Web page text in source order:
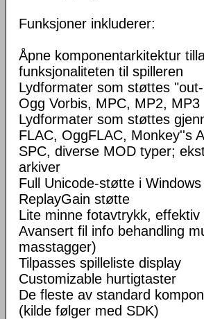
Funksjoner inkluderer:
Åpne komponentarkitektur
funksjonaliteten til spilleren
Lydformater som støttes
Ogg Vorbis, MPC, MP2, MP3
Lydformater som støttes
FLAC, OggFLAC, Monkey''s
SPC, diverse MOD typer;
arkiver
Full Unicode-støtte i
ReplayGain støtte
Lite minne fotavtrykk,
Avansert fil info behandling
masstagger)
Tilpasses spilleliste display
Customizable hurtigtaster
De fleste av standard
(kilde følger med SDK)